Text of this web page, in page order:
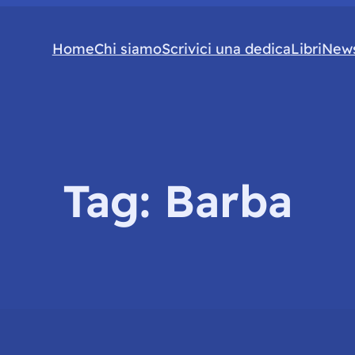
HomeChi siamoScrivici una dedicaLibri
Tag: Barba